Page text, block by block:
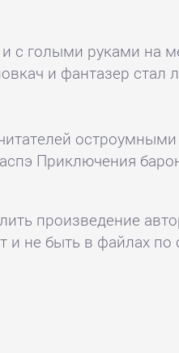
с голыми руками на
и фантазер
Приключения
произведение
и не быть в файлах